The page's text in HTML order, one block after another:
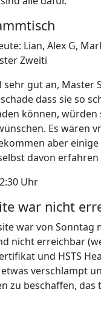
Lian, Alex G,
Zweiti
sehr gut an, Master
dass sie so
können, würden
Es wären
aber
davon erfahren
Uhr
war nicht
war von Sonntag
nicht erreichbar
und HSTS
verschlampt
zu beschaffen, das